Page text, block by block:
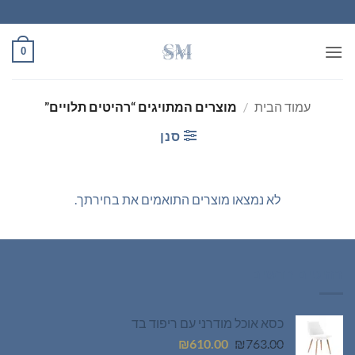
to
content
0
עמוד הבית / מוצרים המתויגים “רהיטים תלויים”
סנן
לא נמצאו מוצרים התואמים את בחירתך.
כסא אוכל מודרני עם ריפוד בד
₪763.00
המחיר ₪610.00
המחיר